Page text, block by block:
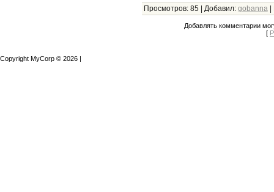
Просмотров: 85| Добавил: gobanna |
Добавлять комментарии
[
Copyright MyCorp © 2026 |